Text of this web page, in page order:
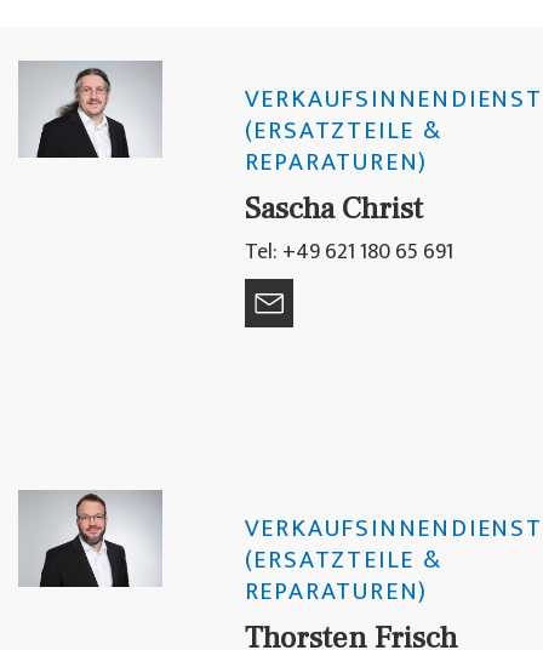
VERKAUFSINNENDIENST
(ERSATZTEILE &
REPARATUREN)
Sascha Christ
Tel: +49 621 180 65 691
VERKAUFSINNENDIENST
(ERSATZTEILE &
REPARATUREN)
Thorsten Frisch